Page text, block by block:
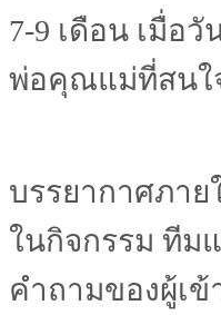
7-9 เดือน เมื่อ
พ่อคุณแม่ที่สนใ
บรรยากาศภา
ในกิจกรรม ทีม
คำถามของผู้เ